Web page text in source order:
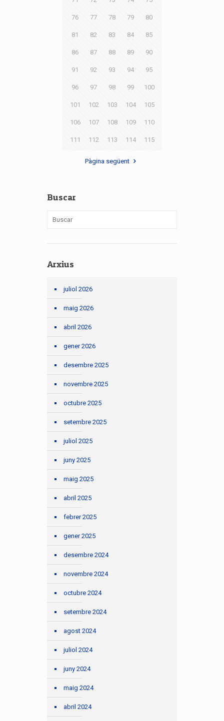
76 77 78 79 80
81 82 83 84 85
86 87 88 89 90
91 92 93 94 95
96 97 98 99 100
101 102 103 104 105
106 107 108 109 110
111 112 113 114 115
Pàgina següent
Buscar
Arxius
juliol 2026
maig 2026
abril 2026
gener 2026
desembre 2025
novembre 2025
octubre 2025
setembre 2025
juliol 2025
juny 2025
maig 2025
abril 2025
febrer 2025
gener 2025
desembre 2024
novembre 2024
octubre 2024
setembre 2024
agost 2024
juliol 2024
juny 2024
maig 2024
abril 2024